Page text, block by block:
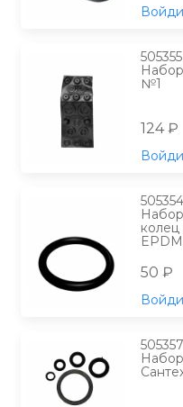
505355
№1
124 ₽
505354
50 ₽
505357